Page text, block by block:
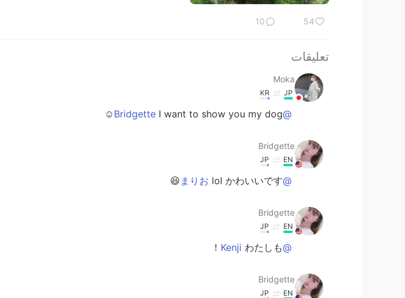
54
10
تعليقات
Moka
JP
KR
@Bridgette
I want to show you my dog☺️
Bridgette
EN
JP
@まりお
lol かわいいです😆
Bridgette
EN
JP
@Kenji
わたしも！
Bridgette
EN
JP